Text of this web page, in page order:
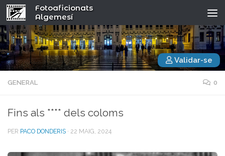
Fotoaficionats
Algemesí
Validar-se
GENERAL 0
Fins als **** dels coloms
PER PACO DONDERIS · 22 MAIG, 2024